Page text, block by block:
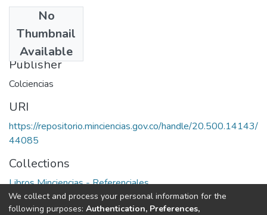
No
Thumbnail
Available
1971
Publisher
Colciencias
URI
https://repositorio.minciencias.gov.co/handle/20.500.14143/
44085
Collections
Libros Minciencias - Referenciales
Full item page
We collect and process your personal information for the
following purposes: Authentication, Preferences,